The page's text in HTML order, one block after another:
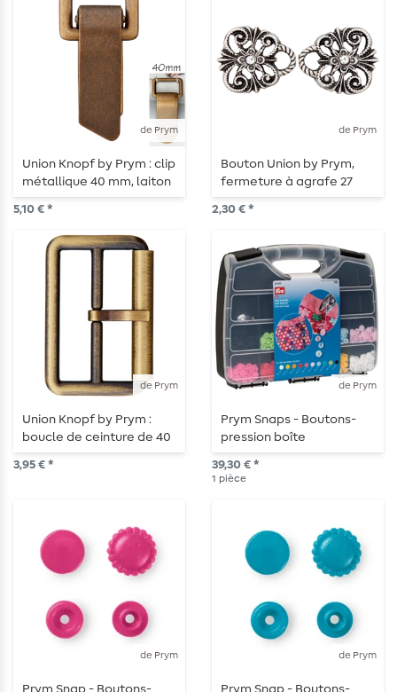
de Prym
Union Knopf by Prym : clip
métallique 40 mm, laiton
vieilli
5,10 € *
de Prym
Bouton Union by Prym,
fermeture à agrafe 27
mm avec strass argenté
2,30 € *
de Prym
Union Knopf by Prym :
boucle de ceinture de 40
mm avec rouleau, finition
3,95 € *
de Prym
Prym Snaps - Boutons-
pression boîte
39,30 € *
1 pièce
de Prym de Prym